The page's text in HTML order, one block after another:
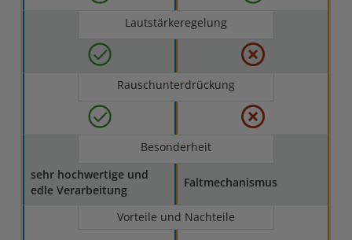
Lautstärkeregelung
Rauschunterdrückung
Besonderheit
sehr hochwertige und
edle Verarbeitung
Faltmechanismus
Vorteile und Nachteile